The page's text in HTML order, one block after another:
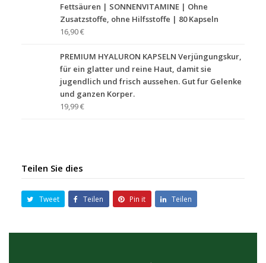
Fettsäuren | SONNENVITAMINE | Ohne
Zusatzstoffe, ohne Hilfsstoffe | 80 Kapseln
16,90 €
PREMIUM HYALURON KAPSELN Verjüngungskur,
für ein glatter und reine Haut, damit sie
jugendlich und frisch aussehen. Gut fur Gelenke
und ganzen Korper.
19,99 €
Teilen Sie dies
Tweet Teilen Pin it Teilen